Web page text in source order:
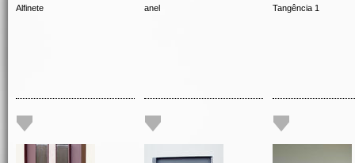
Alfinete anel Tangência 1